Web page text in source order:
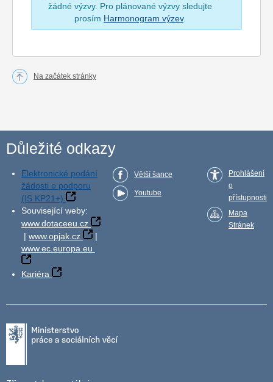
žádné výzvy. Pro plánované výzvy sledujte
prosím Harmonogram výzev.
Na začátek stránky
Důležité odkazy
Elektronické podání
žádosti o podporu
(IS KP21+)
Související weby:
www.dotaceeu.cz
| www.opjak.cz
|
www.ec.europa.eu
Kariéra
Větší šance
Youtube
Prohlášení
o
přístupnosti
Mapa
Stránek